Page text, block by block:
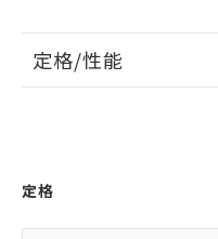
定格/性能
定格